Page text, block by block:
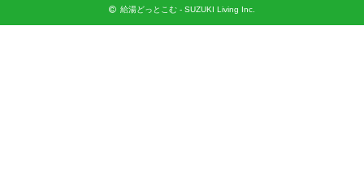
給湯どっとこむ - SUZUKI Living Inc.